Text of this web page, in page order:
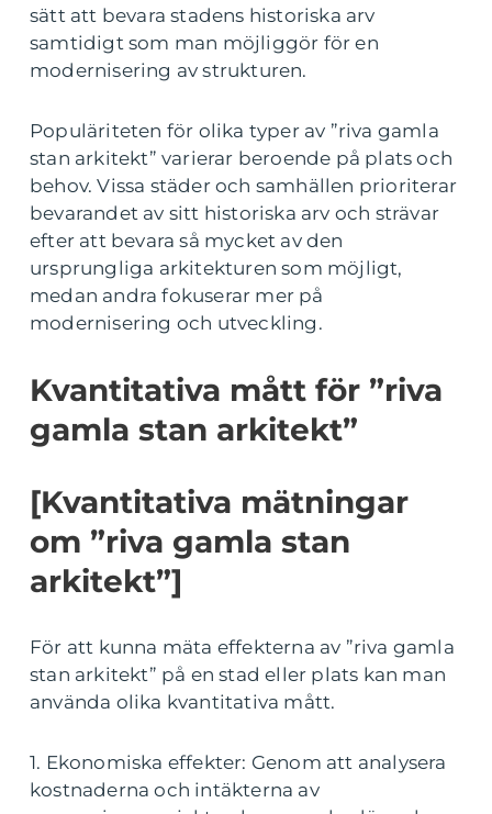
sätt att bevara stadens historiska arv
samtidigt som man möjliggör för en
modernisering av strukturen.
Populäriteten för olika typer av ”riva gamla
stan arkitekt” varierar beroende på plats och
behov. Vissa städer och samhällen prioriterar
bevarandet av sitt historiska arv och strävar
efter att bevara så mycket av den
ursprungliga arkitekturen som möjligt,
medan andra fokuserar mer på
modernisering och utveckling.
Kvantitativa mått för ”riva
gamla stan arkitekt”
[Kvantitativa mätningar
om ”riva gamla stan
arkitekt”]
För att kunna mäta effekterna av ”riva gamla
stan arkitekt” på en stad eller plats kan man
använda olika kvantitativa mått.
1. Ekonomiska effekter: Genom att analysera
kostnaderna och intäkterna av